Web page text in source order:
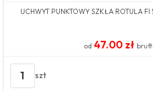
UCHWYT PUNKTOWY SZKŁA ROTULA
od 47.00 zł
1 szt